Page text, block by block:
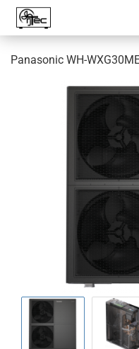
Panasonic WH-